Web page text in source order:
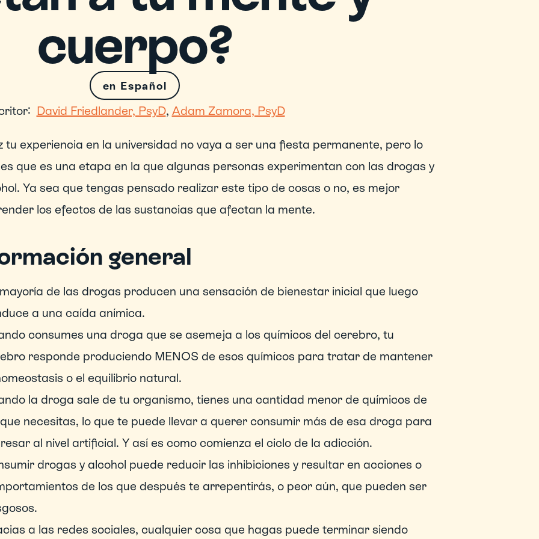
cuerpo?
en Español
David Friedlander, PsyD, Adam Zamora, PsyD
tu experiencia en la universidad no vaya a ser una fiesta permanente, pero lo
que es una etapa en la que algunas personas experimentan con las drogas y
Ya sea que tengas pensado realizar este tipo de cosas o no, es mejor
los efectos de las sustancias que afectan la mente.
general
de las drogas producen una sensación de bienestar inicial que luego
a una caída anímica.
consumes una droga que se asemeja a los químicos del cerebro, tu
responde produciendo MENOS de esos químicos para tratar de mantener
o el equilibrio natural.
la droga sale de tu organismo, tienes una cantidad menor de químicos de
necesitas, lo que te puede llevar a querer consumir más de esa droga para
al nivel artificial. Y así es como comienza el ciclo de la adicción.
drogas y alcohol puede reducir las inhibiciones y resultar en acciones o
de los que después te arrepentirás, o peor aún, que pueden ser
a las redes sociales, cualquier cosa que hagas puede terminar siendo